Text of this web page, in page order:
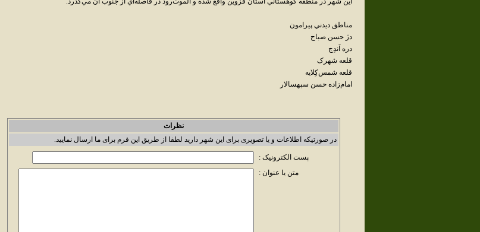
مناطق ديدني پيرامون
دژ حسن صباح
دره اَندِج
قلعه شهرک
قلعه شمس‌کِلايه
امام‌زاده حسن سپهسالار
نظرات
در صورتیکه اطلاعات و یا تصویری برای این شهر دارید لطفا از طریق این فرم برای ما ارسال نمایید.
پست الکترونیک :
متن یا عنوان :